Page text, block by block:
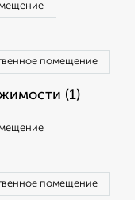
помещение
(1)
помещение